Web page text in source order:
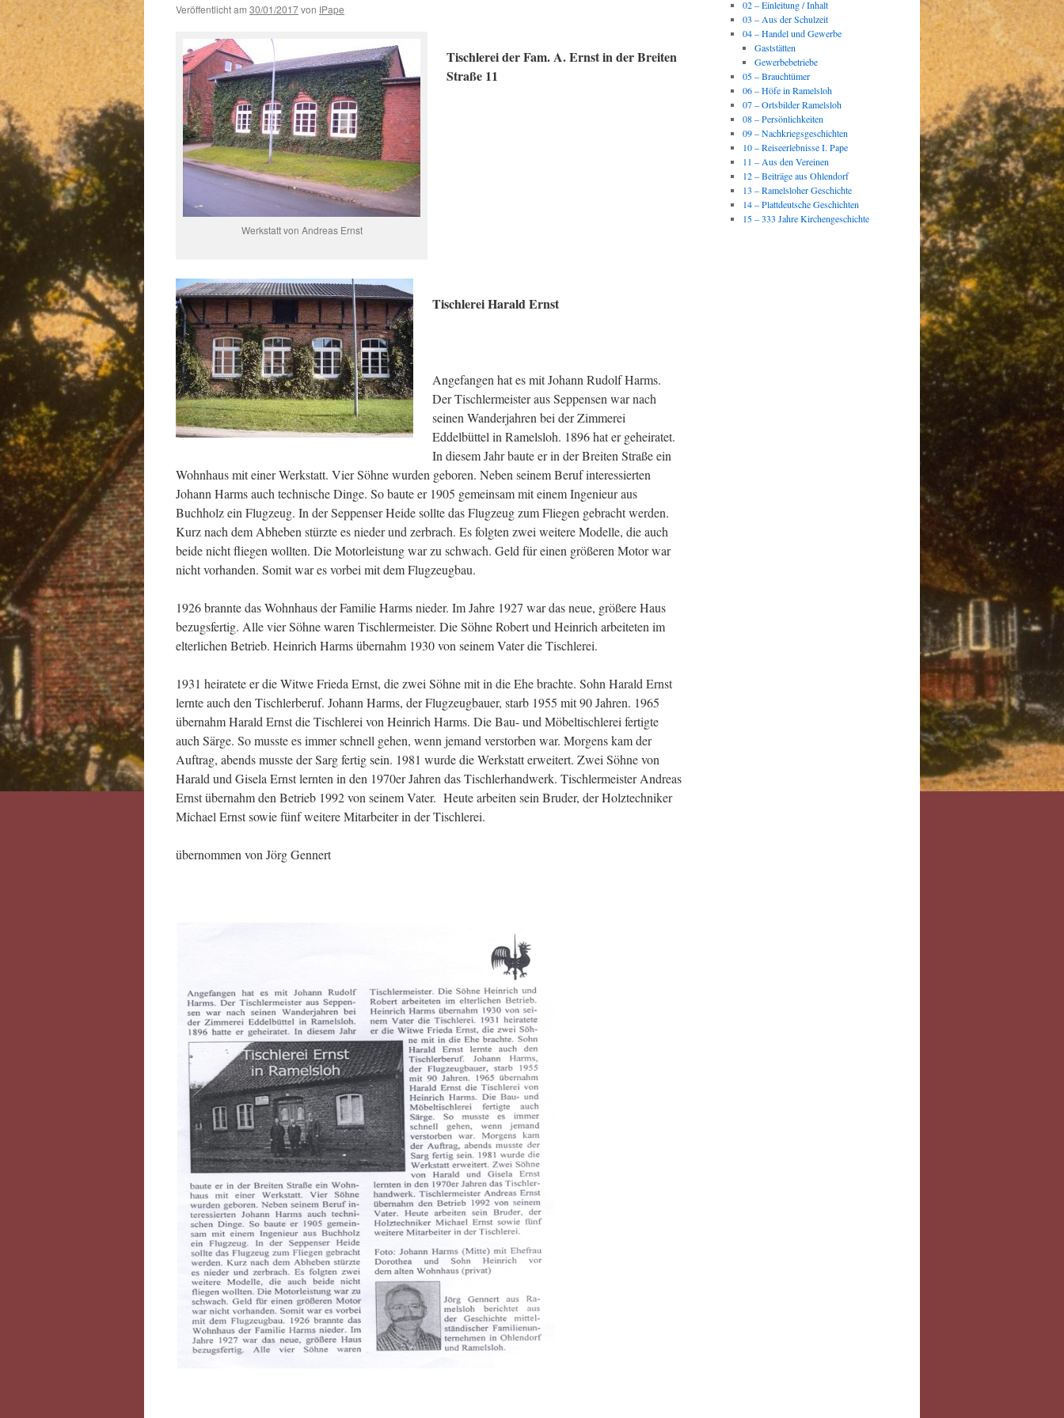
Veröffentlicht am 30/01/2017von IPape
Werkstatt von Andreas Ernst
Tischlerei der Fam. A. Ernstin der Breiten
Straße 11
Tischlerei Harald Ernst
Angefangen hat es mit Johann Rudolf Harms.
Der Tischlermeister aus Seppensen war nach
seinen Wanderjahren bei der Zimmerei
Eddelbüttel in Ramelsloh. 1896 hat er geheiratet.
In diesem Jahr baute er in der Breiten Straße ein
Wohnhaus mit einer Werkstatt. Vier Söhne wurden geboren. Neben seinem Beruf interessierten
Johann Harms auch technische Dinge. So baute er 1905 gemeinsam mit einem Ingenieur aus
Buchholz ein Flugzeug. In der Seppenser Heide sollte das Flugzeug zum Fliegen gebracht werden.
Kurz nach dem Abheben stürzte es nieder und zerbrach. Es folgten zwei weitere Modelle, die auch
beide nicht fliegen wollten. Die Motorleistung war zu schwach. Geld für einen größeren Motor war
nicht vorhanden. Somit war es vorbei mit dem Flugzeugbau.
1926 brannte das Wohnhaus der Familie Harms nieder. Im Jahre 1927 war das neue, größere Haus
bezugsfertig. Alle vier Söhne waren Tischlermeister. Die Söhne Robert und Heinrich arbeiteten im
elterlichen Betrieb. Heinrich Harms übernahm 1930 von seinem Vater die Tischlerei.
1931 heiratete er die Witwe Frieda Ernst, die zwei Söhne mit in die Ehe brachte. Sohn Harald Ernst
lernte auch den Tischlerberuf. Johann Harms, der Flugzeugbauer, starb 1955 mit 90 Jahren. 1965
übernahm Harald Ernst die Tischlerei von Heinrich Harms. Die Bau- und Möbeltischlerei fertigte
auch Särge. So musste es immer schnell gehen, wenn jemand verstorben war. Morgens kam der
Auftrag, abends musste der Sarg fertig sein. 1981 wurde die Werkstatt erweitert. Zwei Söhne von
Harald und Gisela Ernst lernten in den 1970er Jahren das Tischlerhandwerk. Tischlermeister Andreas
Ernst übernahm den Betrieb 1992 von seinem Vater. Heute arbeiten sein Bruder, der Holztechniker
Michael Ernst sowie fünf weitere Mitarbeiter in der Tischlerei.
übernommen von Jörg Gennert
02 – Einleitung / Inhalt
03 – Aus der Schulzeit
04 – Handel und Gewerbe
Gaststätten
Gewerbebetriebe
05 – Brauchtümer
06 – Höfe in Ramelsloh
07 – Ortsbilder Ramelsloh
08 – Persönlichkeiten
09 – Nachkriegsgeschichten
10 – Reiseerlebnisse I. Pape
11 – Aus den Vereinen
12 – Beiträge aus Ohlendorf
13 – Ramelsloher Geschichte
14 – Plattdeutsche Geschichten
15 – 333 Jahre Kirchengeschichte